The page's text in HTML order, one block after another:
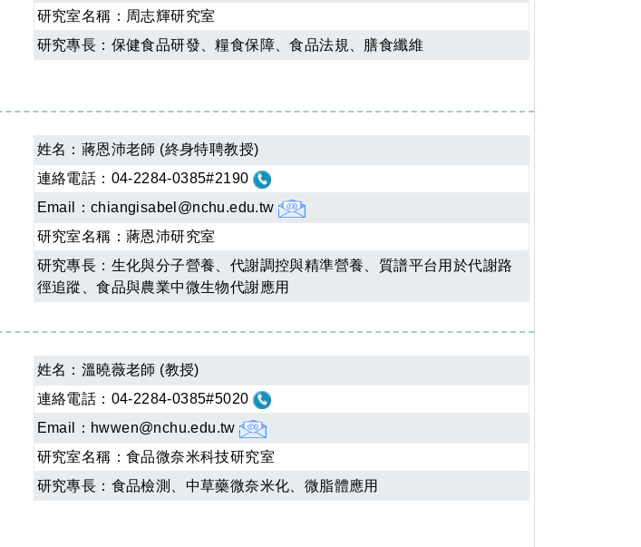
研究室名稱： 周志輝研究室
研究專長：保健食品研發、糧食保障、食品法規、膳食纖維
姓名： 蔣恩沛老師 (終身特聘教授)
連絡電話：04-2284-0385#2190
Email：chiangisabel@nchu.edu.tw
研究室名稱：蔣恩沛研究室
研究專長：生化與分子營養、代謝調控與精準營養、質譜平台用於代謝路
徑追蹤、食品與農業中微生物代謝應用
姓名： 溫曉薇老師 (教授)
連絡電話：04-2284-0385#5020
Email： hwwen@nchu.edu.tw
研究室名稱：食品微奈米科技研究室
研究專長：食品檢測、中草藥微奈米化、微脂體應用